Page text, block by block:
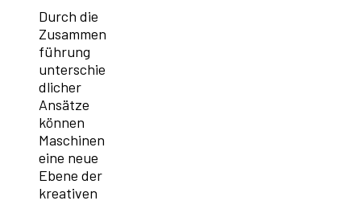
Durch die
Zusammen
führung
unterschie
dlicher
Ansätze
können
Maschinen
eine neue
Ebene der
kreativen